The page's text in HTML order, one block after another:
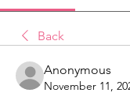
Back
Anonymous
November 11,